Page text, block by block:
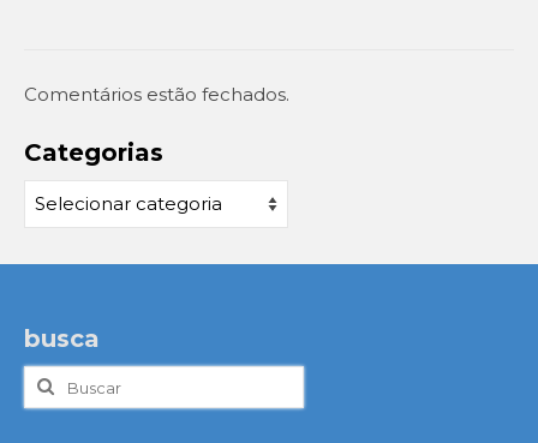
Comentários estão fechados.
Categorias
Categorias
busca
Buscar
por: